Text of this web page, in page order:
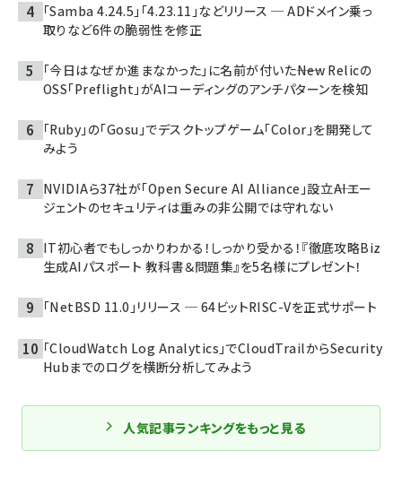
「Samba 4.24.5」「4.23.11」などリリース ─ ADドメイン乗っ
取りなど6件の脆弱性を修正
「今日はなぜか進まなかった」に名前が付いた――New Relicの
OSS「Preflight」がAIコーディングのアンチパターンを検知
「Ruby」の「Gosu」でデスクトップゲーム「Color」を開発して
みよう
NVIDIAら37社が「Open Secure AI Alliance」設立――AIエー
ジェントのセキュリティは重みの非公開では守れない
IT初心者でもしっかりわかる！しっかり受かる！『徹底攻略Biz
生成AIパスポート 教科書＆問題集』を5名様にプレゼント！
「NetBSD 11.0」リリース ─ 64ビットRISC-Vを正式サポート
「CloudWatch Log Analytics」でCloudTrailからSecurity
Hubまでのログを横断分析してみよう
人気記事ランキングをもっと見る